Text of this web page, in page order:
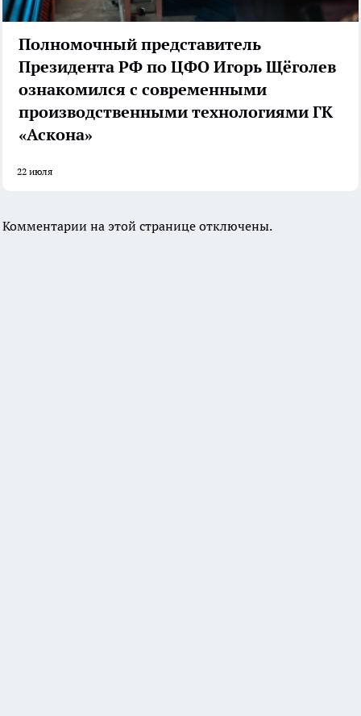
Полномочный представитель
Президента РФ по ЦФО Игорь Щёголев
ознакомился с современными
производственными технологиями ГК
«Аскона»
22 июля
Комментарии на этой странице отключены.